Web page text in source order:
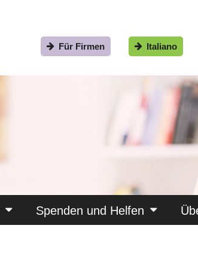
Italiano
Für Firmen
Spenden und Helfen